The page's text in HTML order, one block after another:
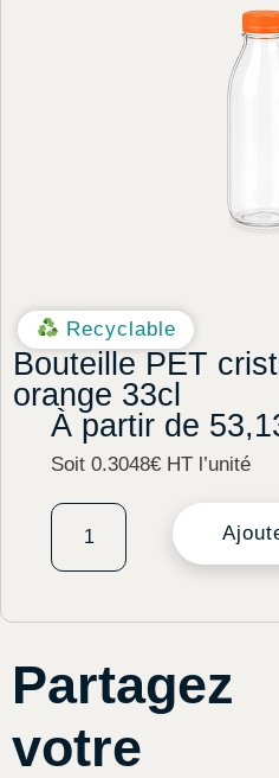
Recyclable
Bouteille PET
orange 33cl
À partir de
Soit 0.3048€ HT l’unité
Partagez
votre